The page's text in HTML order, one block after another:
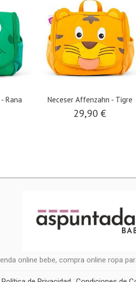
Rana Neceser Affenzahn - Tigre
29,90 €
online bebe, compra online ropa